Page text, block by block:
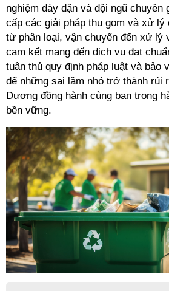
nghiệm dày dặn và đội ngũ chuyên
cấp các giải pháp thu gom và xử lý
từ phân loại, vận chuyển đến xử lý
cam kết mang đến dịch vụ đạt
tuân thủ quy định pháp luật và
để những sai lầm nhỏ trở thành rủi
Dương đồng hành cùng bạn trong
bền vững.